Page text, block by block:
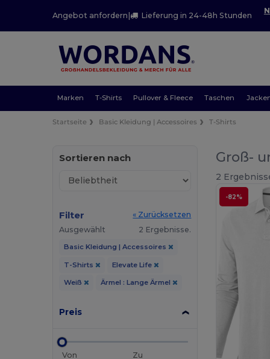
Angebot anfordern | Lieferung in 24-48h Stunden
Marken T-Shirts Pullover & Fleece Taschen
Startseite Basic Kleidung | Accessoires T-Shirts
Sortieren nach
Filter
« Zurücksetzen
Ausgewählt
2 Ergebnisse.
Basic Kleidung | Accessoires
T-Shirts Elevate Life
Weiß Ärmel : Lange Ärmel
Preis
Von
Zu
Groß-
2
-82%